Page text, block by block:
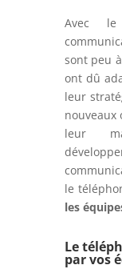
Avec
sont peu
ont dû
leur
leur
le
les
Le
par vos